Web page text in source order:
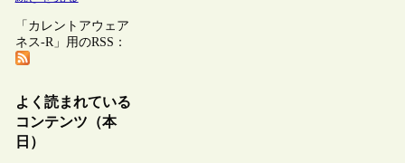
「カレントアウェア
ネス-R」用のRSS：
よく読まれている
コンテンツ（本
日）